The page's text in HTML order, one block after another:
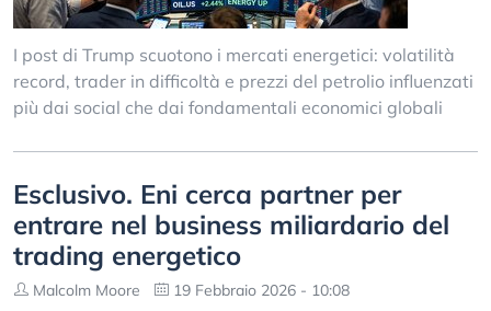
I post di Trump scuotono i mercati energetici: volatilità
record, trader in difficoltà e prezzi del petrolio influenzati
più dai social che dai fondamentali economici globali
Esclusivo. Eni cerca partner per
entrare nel business miliardario del
trading energetico
Malcolm Moore 19 Febbraio 2026 - 10:08